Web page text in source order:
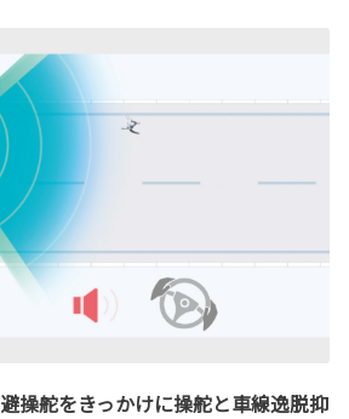
操舵をきっかけに操舵と車線逸脱抑